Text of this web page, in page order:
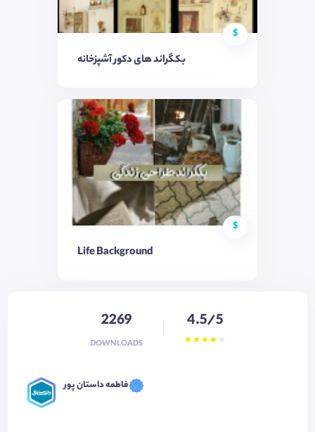
$
بکگراند های دکور آشپزخانه
$
Life Background
2269
DOWNLOADS
4.5/5
فاطمه داستان پور